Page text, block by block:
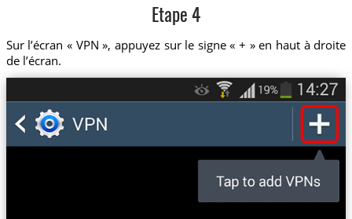
Etape 4
Sur l’écran « VPN », appuyez sur le signe « + » en haut à droite
de l’écran.